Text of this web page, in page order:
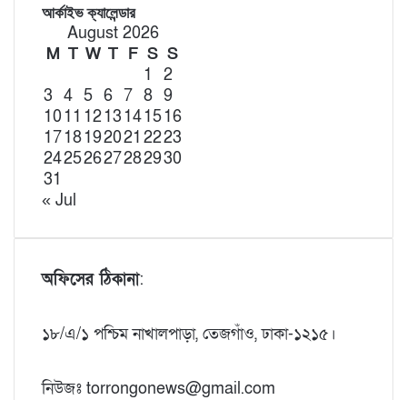
আর্কাইভ ক্যালেন্ডার
August 2026
M T W T F S S
1
2
3 4 5 6 7 8 9
1011 1213141516
1718192021 2223
24252627282930
31
« Jul
অফিসের ঠিকানা:
১৮/এ/১ পশ্চিম নাখালপাড়া, তেজগাঁও, ঢাকা-১২১৫।
নিউজঃ torrongonews@gmail.com